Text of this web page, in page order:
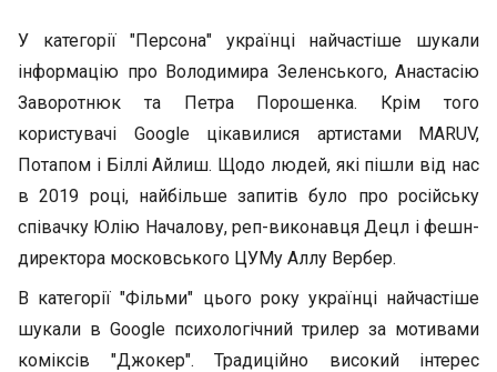
У категорії "Персона" українці найчастіше шукали
інформацію про Володимира Зеленського, Анастасію
Заворотнюк та Петра Порошенка. Крім того
користувачі Google цікавилися артистами MARUV,
Потапом і Біллі Айлиш. Щодо людей, які пішли від нас
в 2019 році, найбільше запитів було про російську
співачку Юлію Началову, реп-виконавця Децл і фешн-
директора московського ЦУМу Аллу Вербер.
В категорії "Фільми" цього року українці найчастіше
шукали в Google психологічний трилер за мотивами
коміксів "Джокер". Традиційно високий інтерес